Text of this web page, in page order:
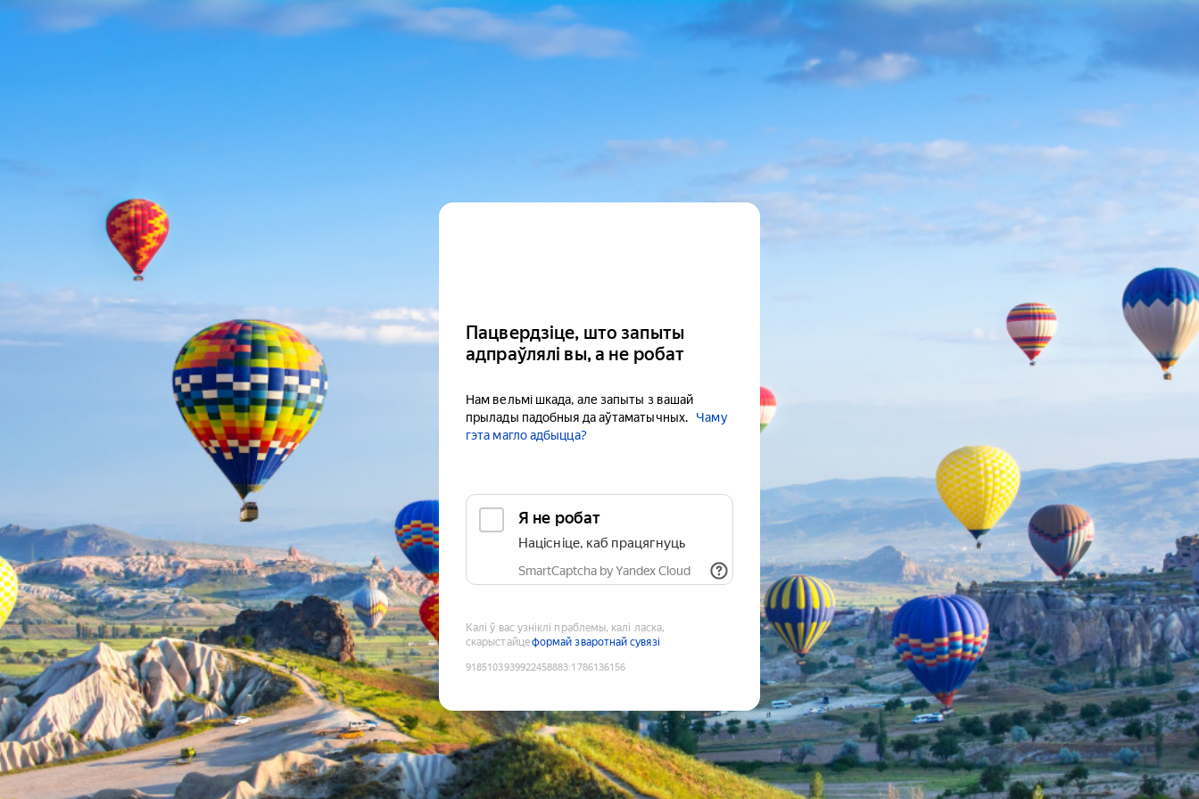
Пацвердзіце, што запыты
адпраўлялі вы, а не робат
Нам вельмі шкада, але запыты з вашай
прылады падобныя да аўтаматычных.
Чаму
гэта магло адбыцца?
Я не робат
Націсніце, каб працягнуць
SmartCaptcha by Yandex Cloud
Калі ў вас узніклі праблемы, калі ласка,
скарыстайцеформай зваротнай сувязі
9185103939922458883:1786136156